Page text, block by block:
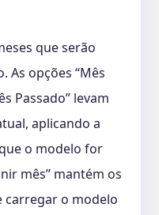
que serão
As opções “Mês
Passado” levam
aplicando a
o modelo for
mês” mantém os
carregar o modelo